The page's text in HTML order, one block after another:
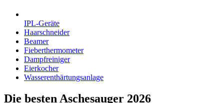
IPL-Geräte
Haarschneider
Beamer
Fieberthermometer
Dampfreiniger
Eierkocher
Wasserenthärtungsanlage
Die besten Aschesauger 2026